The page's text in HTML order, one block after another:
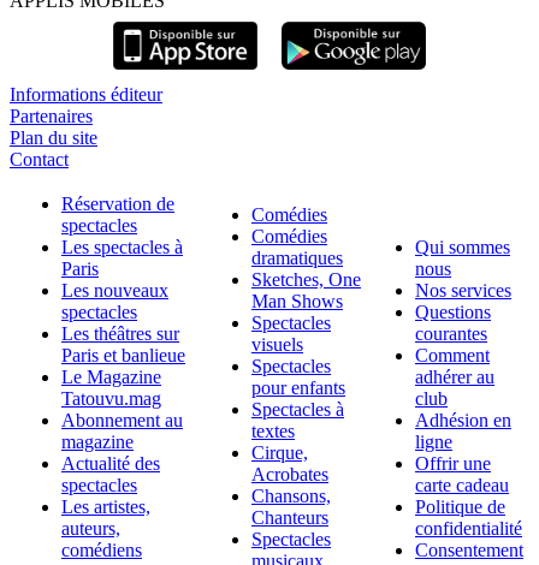
Informations éditeur
Partenaires
Plan du site
Contact
Réservation de
spectacles
Les spectacles à
Paris
Les nouveaux
spectacles
Les théâtres sur
Paris et banlieue
Le Magazine
Tatouvu.mag
Abonnement au
magazine
Actualité des
spectacles
Les artistes,
auteurs,
comédiens
Comédies
Comédies
dramatiques
Sketches, One
Man Shows
Spectacles
visuels
Spectacles
pour enfants
Spectacles à
textes
Cirque,
Acrobates
Chansons,
Chanteurs
Spectacles
Qui sommes
nous
Nos services
Questions
courantes
Comment
adhérer au
club
Adhésion en
ligne
Offrir une
carte cadeau
Politique de
confidentialité
Consentement